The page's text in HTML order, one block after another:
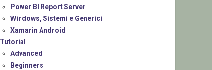
Power BI Report Server
Windows, Sistemi e Generici
Xamarin Android
Tutorial
Advanced
Beginners